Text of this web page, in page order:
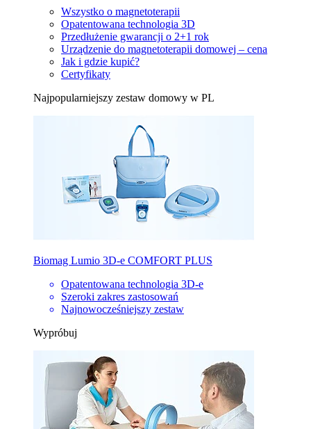
Wszystko o magnetoterapii
Opatentowana technologia 3D
Przedłużenie gwarancji o 2+1 rok
Urządzenie do magnetoterapii domowej – cena
Jak i gdzie kupić?
Certyfikaty
Najpopularniejszy zestaw domowy w PL
Biomag Lumio 3D-e COMFORT PLUS
Opatentowana technologia 3D-e
Szeroki zakres zastosowań
Najnowocześniejszy zestaw
Wypróbuj